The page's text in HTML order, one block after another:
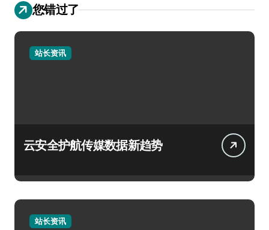
您错过了
站长资讯
云安全护航传媒数据新趋势
站长资讯